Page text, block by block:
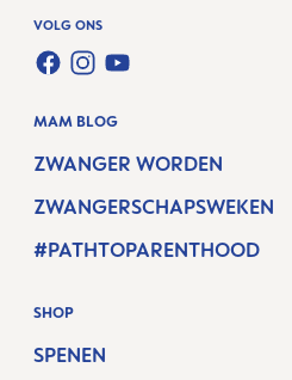
VOLG ONS
FACEBOOK
INSTAGRAM
YOUTUBE
MAM BLOG
ZWANGER WORDEN
ZWANGERSCHAPSWEKEN
#PATHTOPARENTHOOD
SHOP
SPENEN